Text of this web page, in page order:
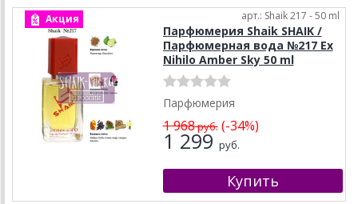
Акция арт.: Shaik 217 - 50 ml
Парфюмерия Shaik SHAIK /
Парфюмерная вода №217 Ex
Nihilo Amber Sky 50 ml
Парфюмерия
1 968руб.(-34%)
1 299 руб.